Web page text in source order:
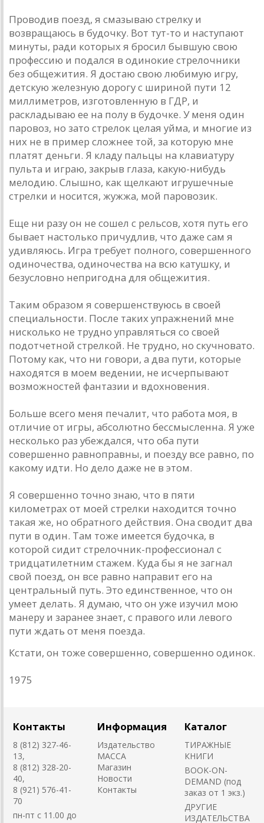
Проводив поезд, я смазываю стрелку и
возвращаюсь в будочку. Вот тут-то и наступают
минуты, ради которых я бросил бывшую свою
профессию и подался в одинокие стрелочники
без общежития. Я достаю свою любимую игру,
детскую железную дорогу с шириной пути 12
миллиметров, изготовленную в ГДР, и
раскладываю ее на полу в будочке. У меня один
паровоз, но зато стрелок целая уйма, и многие из
них не в пример сложнее той, за которую мне
платят деньги. Я кладу пальцы на клавиатуру
пульта и играю, закрыв глаза, какую-нибудь
мелодию. Слышно, как щелкают игрушечные
стрелки и носится, жужжа, мой паровозик.
Еще ни разу он не сошел с рельсов, хотя путь его
бывает настолько причудлив, что даже сам я
удивляюсь. Игра требует полного, совершенного
одиночества, одиночества на всю катушку, и
безусловно непригодна для общежития.
Таким образом я совершенствуюсь в своей
специальности. После таких упражнений мне
нисколько не трудно управляться со своей
подотчетной стрелкой. Не трудно, но скучновато.
Потому как, что ни говори, а два пути, которые
находятся в моем ведении, не исчерпывают
возможностей фантазии и вдохновения.
Больше всего меня печалит, что работа моя, в
отличие от игры, абсолютно бессмысленна. Я уже
несколько раз убеждался, что оба пути
совершенно равноправны, и поезду все равно, по
какому идти. Но дело даже не в этом.
Я совершенно точно знаю, что в пяти
километрах от моей стрелки находится точно
такая же, но обратного действия. Она сводит два
пути в один. Там тоже имеется будочка, в
которой сидит стрелочник-профессионал с
тридцатилетним стажем. Куда бы я не загнал
свой поезд, он все равно направит его на
центральный путь. Это единственное, что он
умеет делать. Я думаю, что он уже изучил мою
манеру и заранее знает, с правого или левого
пути ждать от меня поезда.
Кстати, он тоже совершенно, совершенно одинок.
1975
Контакты
8 (812) 327-46-
13,
8 (812) 328-20-
40,
8 (921) 576-41-
70
пн-пт с 11.00 до
Информация
Издательство
MACCA
Магазин
Новости
Контакты
Каталог
ТИРАЖНЫЕ
КНИГИ
BOOK-ON-
DEMAND (под
заказ от 1 экз.)
ДРУГИЕ
ИЗДАТЕЛЬСТВА